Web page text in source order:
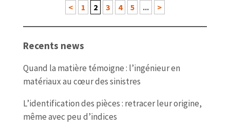
< 1 2 3 4 5 ... >
Recents news
Quand la matière témoigne : l’ingénieur en
matériaux au cœur des sinistres
L’identification des pièces : retracer leur origine,
même avec peu d’indices